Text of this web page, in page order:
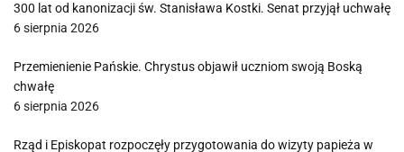
300 lat od kanonizacji św. Stanisława Kostki. Senat przyjął uchwałę
6 sierpnia 2026
Przemienienie Pańskie. Chrystus objawił uczniom swoją Boską
chwałę
6 sierpnia 2026
Rząd i Episkopat rozpoczęły przygotowania do wizyty papieża w